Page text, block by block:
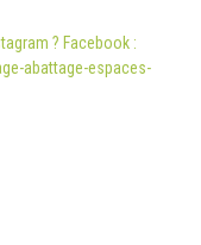
? Facebook :
abattage-espaces-